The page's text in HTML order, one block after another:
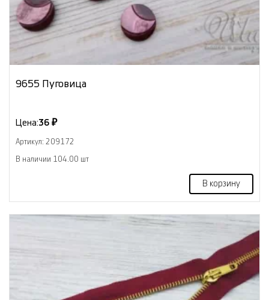
9655 Пуговица
Цена:36 ₽
Артикул: 209172
В наличии 104.00 шт
В корзину